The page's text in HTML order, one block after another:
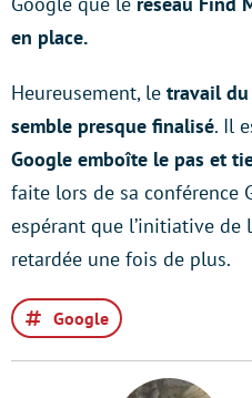
en place.
Heureusement, le travail
semble presque finalisé. Il
Google emboîte le pas et
faite lors de sa conférence
espérant que l’initiative de
retardée une fois de plus.
Google